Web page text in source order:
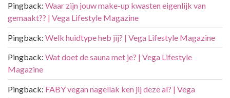
t
n
a
v
i
g
Pingback: Waar zijn jouw make-up kwasten eigenlijk van
gemaakt?? | Vega Lifestyle Magazine
Pingback: Welk huidtype heb jij? | Vega Lifestyle Magazine
Pingback: Wat doet de sauna met je? | Vega Lifestyle
Magazine
Pingback: FABY vegan nagellak ken jij deze al? | Vega